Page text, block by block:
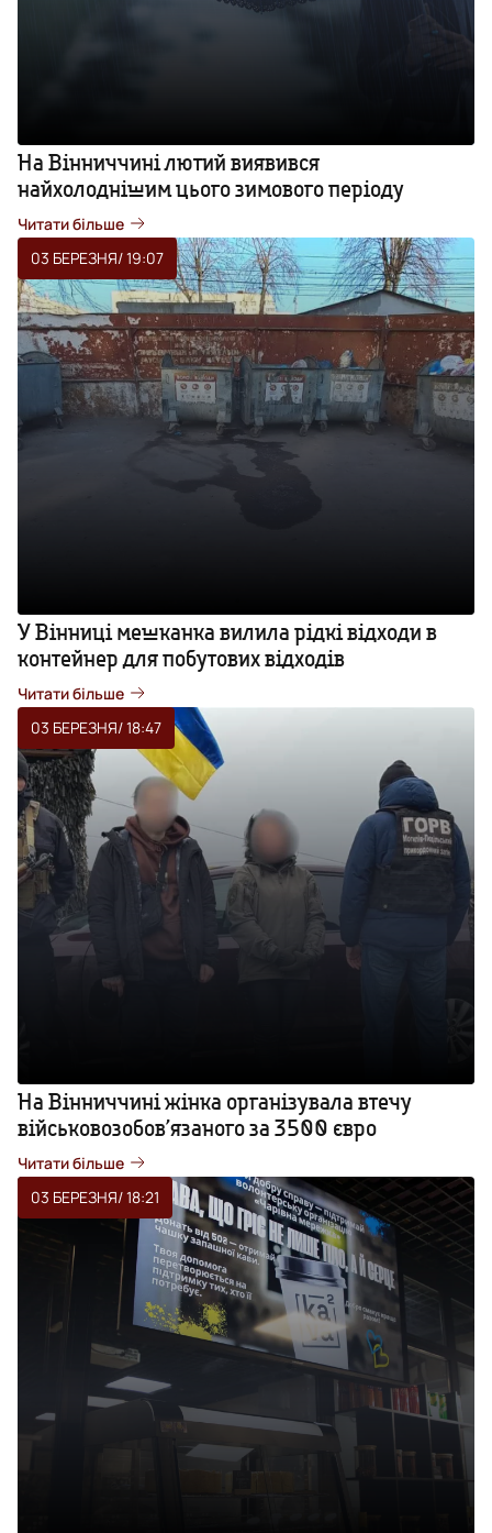
На Вінниччині лютий виявився
найхолоднішим цього зимового періоду
Читати більше
03 БЕРЕЗНЯ/ 19:07
У Вінниці мешканка вилила рідкі відходи в
контейнер для побутових відходів
Читати більше
03 БЕРЕЗНЯ/ 18:47
На Вінниччині жінка організувала втечу
військовозобов’язаного за 3500 євро
Читати більше
03 БЕРЕЗНЯ/ 18:21